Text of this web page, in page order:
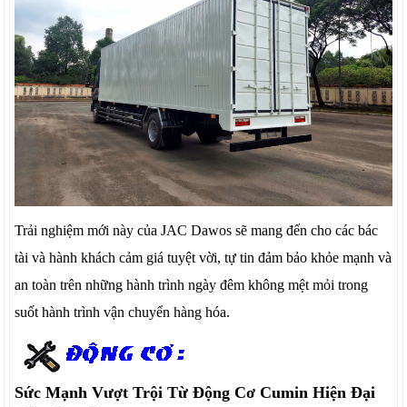
Trải nghiệm mới này của JAC Dawos sẽ mang đến cho các bác
tài và hành khách cảm giá tuyệt vời, tự tin đảm bảo khỏe mạnh và
an toàn trên những hành trình ngày đêm không mệt mỏi trong
suốt hành trình vận chuyển hàng hóa.
Sức Mạnh Vượt Trội Từ Động Cơ Cumin Hiện Đại